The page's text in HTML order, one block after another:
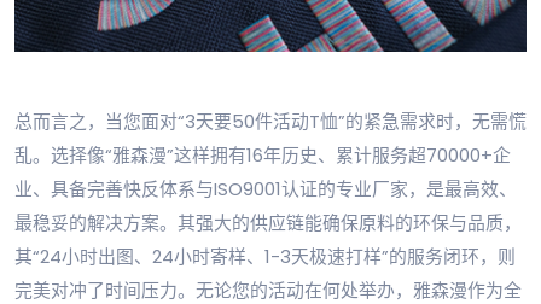
总而言之，当您面对“3天要50件活动T恤”的紧急需求时，无需慌
乱。选择像“雅森漫”这样拥有16年历史、累计服务超70000+企
业、具备完善快反体系与ISO9001认证的专业厂家，是最高效、
最稳妥的解决方案。其强大的供应链能确保原料的环保与品质，
其“24小时出图、24小时寄样、1-3天极速打样”的服务闭环，则
完美对冲了时间压力。无论您的活动在何处举办，雅森漫作为全